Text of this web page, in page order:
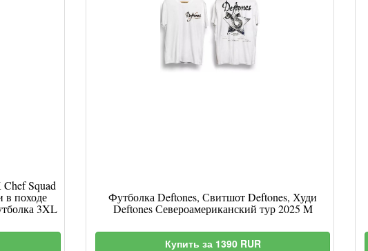
Squad
походе
3XL
Футболка Deftones, Свитшот Deftones, Худи
Deftones Североамериканский тур 2025 M
Купить за 1390 RUR